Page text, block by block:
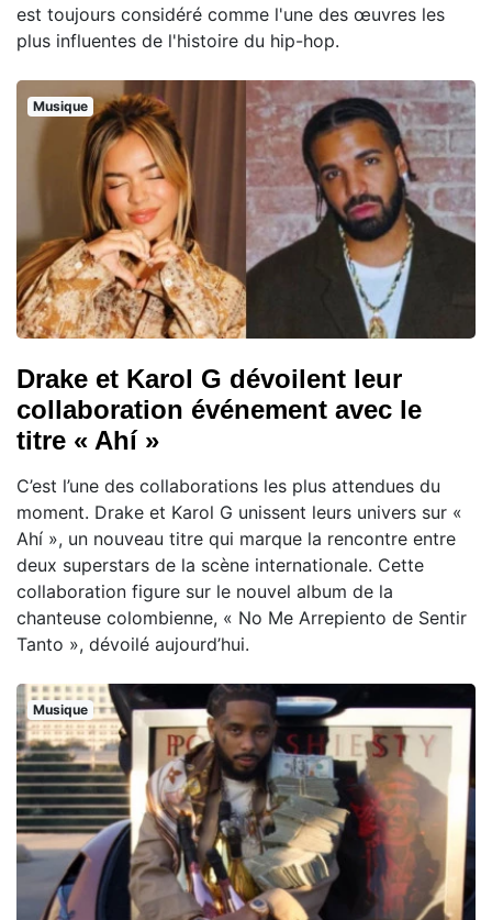
est toujours considéré comme l'une des œuvres les
plus influentes de l'histoire du hip-hop.
Musique
Drake et Karol G dévoilent leur
collaboration événement avec le
titre « Ahí »
C’est l’une des collaborations les plus attendues du
moment. Drake et Karol G unissent leurs univers sur «
Ahí », un nouveau titre qui marque la rencontre entre
deux superstars de la scène internationale. Cette
collaboration figure sur le nouvel album de la
chanteuse colombienne, « No Me Arrepiento de Sentir
Tanto », dévoilé aujourd’hui.
Musique